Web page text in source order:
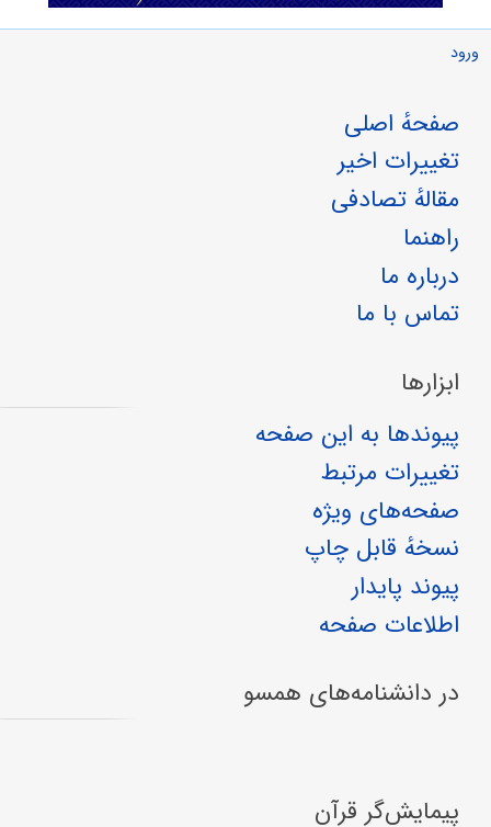
ورود
صفحهٔ اصلی
تغییرات اخیر
مقالهٔ تصادفی
راهنما
درباره ما
تماس با ما
ابزارها
پیوندها به این صفحه
تغییرات مرتبط
صفحه‌های ویژه
نسخهٔ قابل چاپ
پیوند پایدار
اطلاعات صفحه
در دانشنامه‌های همسو
پیمایش‌گر قرآن